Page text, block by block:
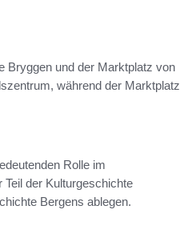
Bryggen und der Marktplatz von
während der Marktplatz
Rolle im
der Kulturgeschichte
Bergens ablegen.